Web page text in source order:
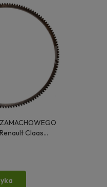
Claas
T20088